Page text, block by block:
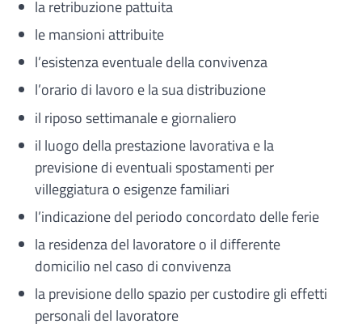
la retribuzione pattuita
le mansioni attribuite
l’esistenza eventuale della convivenza
l’orario di lavoro e la sua distribuzione
il riposo settimanale e giornaliero
il luogo della prestazione lavorativa e la
previsione di eventuali spostamenti per
villeggiatura o esigenze familiari
l’indicazione del periodo concordato delle ferie
la residenza del lavoratore o il differente
domicilio nel caso di convivenza
la previsione dello spazio per custodire gli effetti
personali del lavoratore